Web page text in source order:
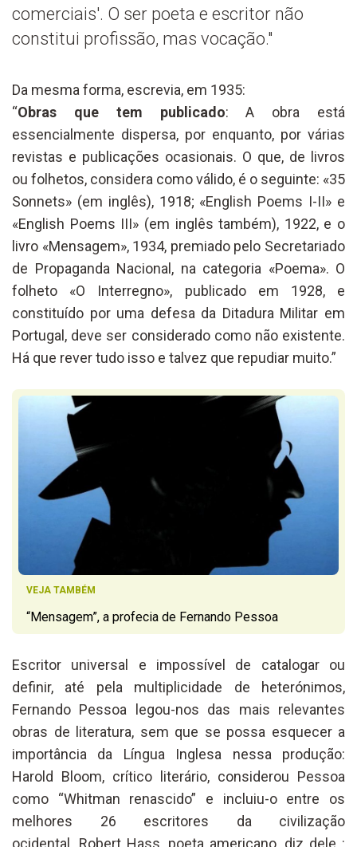
comerciais'. O ser poeta e escritor não
constitui profissão, mas vocação."
Da mesma forma, escrevia, em 1935:
“Obras que tem publicado: A obra está
essencialmente dispersa, por enquanto, por várias
revistas e publicações ocasionais. O que, de livros
ou folhetos, considera como válido, é o seguinte: «35
Sonnets» (em inglês), 1918; «English Poems I-II» e
«English Poems III» (em inglês também), 1922, e o
livro «Mensagem», 1934, premiado pelo Secretariado
de Propaganda Nacional, na categoria «Poema». O
folheto «O Interregno», publicado em 1928, e
constituído por uma defesa da Ditadura Militar em
Portugal, deve ser considerado como não existente.
Há que rever tudo isso e talvez que repudiar muito.”
VEJA TAMBÉM
“Mensagem”, a profecia de Fernando Pessoa
Escritor universal e impossível de catalogar ou
definir, até pela multiplicidade de heterónimos,
Fernando Pessoa legou-nos das mais relevantes
obras de literatura, sem que se possa esquecer a
importância da Língua Inglesa nessa produção:
Harold Bloom, crítico literário, considerou Pessoa
como “Whitman renascido” e incluiu-o entre os
melhores 26 escritores da civilização